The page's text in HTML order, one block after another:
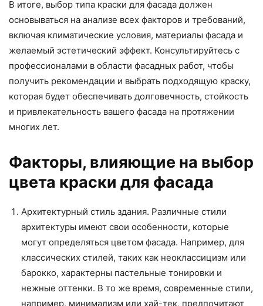
В итоге, выбор типа краски для фасада должен
основываться на анализе всех факторов и требований,
включая климатические условия, материалы фасада и
желаемый эстетический эффект. Консультируйтесь с
профессионалами в области фасадных работ, чтобы
получить рекомендации и выбрать подходящую краску,
которая будет обеспечивать долговечность, стойкость
и привлекательность вашего фасада на протяжении
многих лет.
Факторы, влияющие на выбор
цвета краски для фасада
Архитектурный стиль здания. Различные стили
архитектуры имеют свои особенности, которые
могут определяться цветом фасада. Например, для
классических стилей, таких как неоклассицизм или
барокко, характерны пастельные тонировки и
нежные оттенки. В то же время, современные стили,
например, минимализм или хай-тек, предпочитают